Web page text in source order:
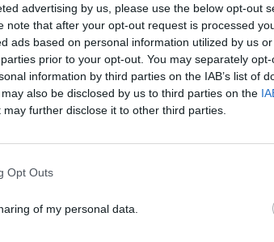
advertising by us, please use the below opt-out
note that after your opt-out request is processed
ads based on personal information utilized by us
prior to your opt-out. You may separately
information by third parties on the IAB’s list of
also be disclosed by us to third parties on the
may further disclose it to other third parties.
Opt Outs
of my personal data.
να χτίσουμε κάτι μεγάλο με την
Χρηματοδότηση 8 εκατ. ευρώ σε 843
μέσα ενημέρωσης- Ξεκίνησε το